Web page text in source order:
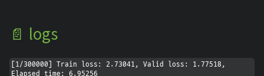
📄 logs
[1/300000] Train loss: 2.73041, Valid loss: 1.77518,
Elapsed_time: 6.95256